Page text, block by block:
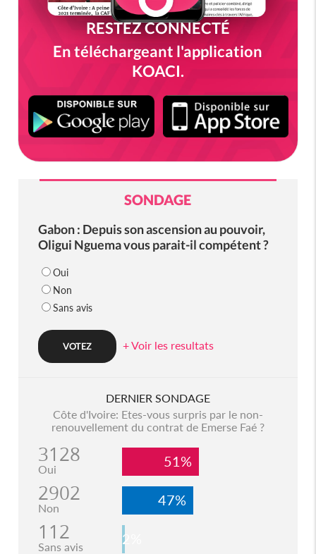
RESTEZ CONNECTÉ
En téléchargeant l'application
KOACI.
SONDAGE
Gabon : Depuis son ascension au pouvoir,
Oligui Nguema vous parait-il compétent ?
Oui
Non
Sans avis
+ Voir les resultats
DERNIER SONDAGE
Côte d'Ivoire: Etes-vous surpris par le non-
renouvellement du contrat de Emerse Faé ?
3128
Oui 51%
2902
Non 47%
112
Sans avis 2%